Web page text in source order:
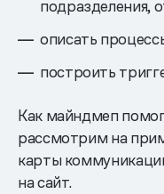
подразделения,
описать
построить
Как майндмеп
рассмотрим на
карты
на сайт.